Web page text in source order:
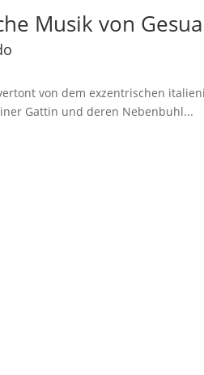
Musik von
von dem exzentrischen
Gattin und deren Nebenbuhl...